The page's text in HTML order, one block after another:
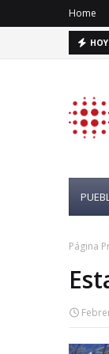
Home
Página